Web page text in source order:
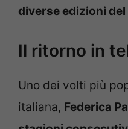
diverse edizioni
Il ritorno in
Uno dei volti più
italiana, Federica